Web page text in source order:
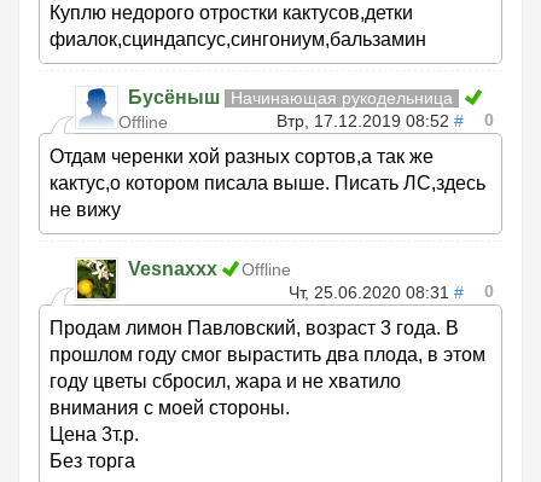
Куплю недорого отростки кактусов,детки
фиалок,сциндапсус,сингониум,бальзамин
Бусёныш
Начинающая рукодельница
Offline
Втр, 17.12.2019 08:52 # 0
Отдам черенки хой разных сортов,а так же
кактус,о котором писала выше. Писать ЛС,здесь
не вижу
Vesnaxxx
Offline
Чт, 25.06.2020 08:31 # 0
Продам лимон Павловский, возраст 3 года. В
прошлом году смог вырастить два плода, в этом
году цветы сбросил, жара и не хватило
внимания с моей стороны.
Цена 3т.р.
Без торга